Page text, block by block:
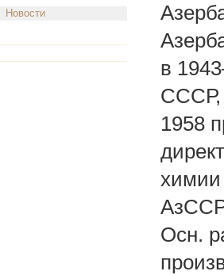
Новости
в
СССР,
1958
Осн.